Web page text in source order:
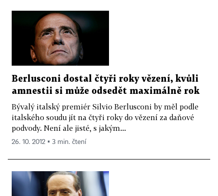
Berlusconi dostal čtyři roky vězení, kvůli
amnestii si může odsedět maximálně rok
Bývalý italský premiér Silvio Berlusconi by měl podle
italského soudu jít na čtyři roky do vězení za daňové
podvody. Není ale jisté, s jakým...
26. 10. 2012 ▪ 3 min. čtení